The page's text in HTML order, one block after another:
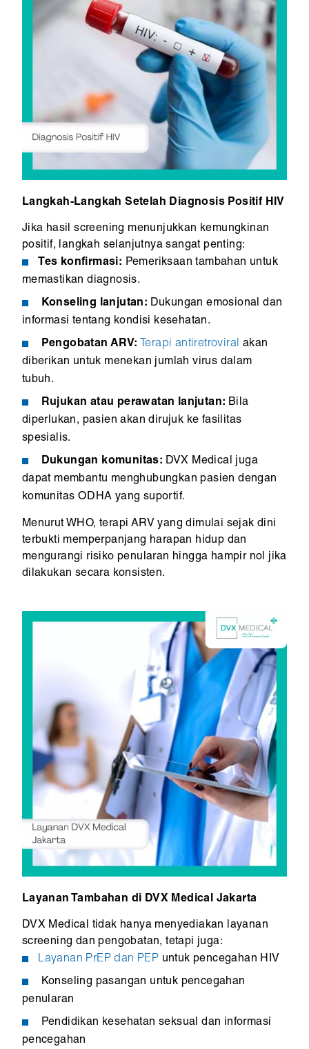
Langkah-Langkah Setelah Diagnosis Positif HIV
Jika hasil screening menunjukkan kemungkinan
positif, langkah selanjutnya sangat penting:
Tes konfirmasi: Pemeriksaan tambahan untuk
memastikan diagnosis.
Konseling lanjutan: Dukungan emosional dan
informasi tentang kondisi kesehatan.
Pengobatan ARV: Terapi antiretroviral akan
diberikan untuk menekan jumlah virus dalam
tubuh.
Rujukan atau perawatan lanjutan: Bila
diperlukan, pasien akan dirujuk ke fasilitas
spesialis.
Dukungan komunitas: DVX Medical juga
dapat membantu menghubungkan pasien dengan
komunitas ODHA yang suportif.
Menurut WHO, terapi ARV yang dimulai sejak dini
terbukti memperpanjang harapan hidup dan
mengurangi risiko penularan hingga hampir nol jika
dilakukan secara konsisten.
Layanan Tambahan di DVX Medical Jakarta
DVX Medical tidak hanya menyediakan layanan
screening dan pengobatan, tetapi juga:
Layanan PrEP dan PEP untuk pencegahan HIV
Konseling pasangan untuk pencegahan
penularan
Pendidikan kesehatan seksual dan informasi
pencegahan